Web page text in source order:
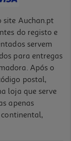
site Auchan.pt
do registo e
servem
para entregas
Após o
postal,
loja que serve
apenas